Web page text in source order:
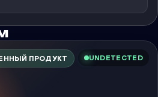
ПРОДУКТ UNDETECTED